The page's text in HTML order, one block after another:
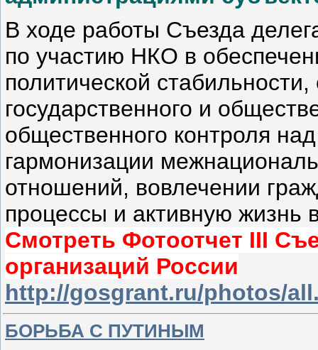
В ходе работы Съезда
по участию НКО в
политической
государственного и
общественного контроля
гармонизации
отношений, вовлечении
процессы и активную
Смотреть Фотоотчет III
организаций России
http://gosgrant.ru/photos/
БОРЬБА С ПУТИНЫМ